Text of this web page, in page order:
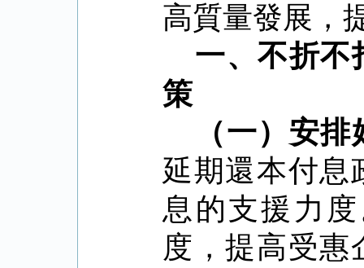
高質量發展，
一、不折不
策
（一）安
延期還本付息
息的支援力
度，提高受惠